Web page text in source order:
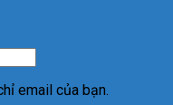
email của bạn.